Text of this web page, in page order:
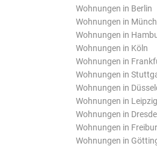
Wohnungen in Berlin
Wohnungen in
Wohnungen in
Wohnungen in Köln
Wohnungen in
Wohnungen in
Wohnungen in
Wohnungen in Leipzig
Wohnungen in
Wohnungen in
Wohnungen in